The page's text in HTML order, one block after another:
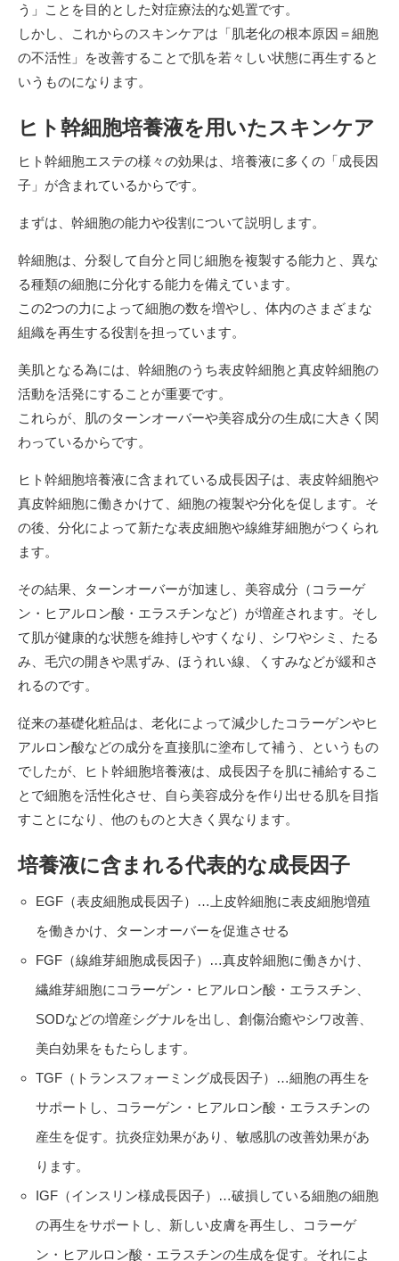
う」ことを目的とした対症療法的な処置です。
しかし、これからのスキンケアは「肌老化の根本原因＝細胞
の不活性」を改善することで肌を若々しい状態に再生すると
いうものになります。
ヒト幹細胞培養液を用いたスキンケア
ヒト幹細胞エステの様々の効果は、培養液に多くの「成長因
子」が含まれているからです。
まずは、幹細胞の能力や役割について説明します。
幹細胞は、分裂して自分と同じ細胞を複製する能力と、異な
る種類の細胞に分化する能力を備えています。
この2つの力によって細胞の数を増やし、体内のさまざまな
組織を再生する役割を担っています。
美肌となる為には、幹細胞のうち表皮幹細胞と真皮幹細胞の
活動を活発にすることが重要です。
これらが、肌のターンオーバーや美容成分の生成に大きく関
わっているからです。
ヒト幹細胞培養液に含まれている成長因子は、表皮幹細胞や
真皮幹細胞に働きかけて、細胞の複製や分化を促します。そ
の後、分化によって新たな表皮細胞や線維芽細胞がつくられ
ます。
その結果、ターンオーバーが加速し、美容成分（コラーゲ
ン・ヒアルロン酸・エラスチンなど）が増産されます。そし
て肌が健康的な状態を維持しやすくなり、シワやシミ、たる
み、毛穴の開きや黒ずみ、ほうれい線、くすみなどが緩和さ
れるのです。
従来の基礎化粧品は、老化によって減少したコラーゲンやヒ
アルロン酸などの成分を直接肌に塗布して補う、というもの
でしたが、ヒト幹細胞培養液は、成長因子を肌に補給するこ
とで細胞を活性化させ、自ら美容成分を作り出せる肌を目指
すことになり、他のものと大きく異なります。
培養液に含まれる代表的な成長因子
EGF（表皮細胞成長因子）…上皮幹細胞に表皮細胞増殖
を働きかけ、ターンオーバーを促進させる
FGF（線維芽細胞成長因子）…真皮幹細胞に働きかけ、
繊維芽細胞にコラーゲン・ヒアルロン酸・エラスチン、
SODなどの増産シグナルを出し、創傷治癒やシワ改善、
美白効果をもたらします。
TGF（トランスフォーミング成長因子）…細胞の再生を
サポートし、コラーゲン・ヒアルロン酸・エラスチンの
産生を促す。抗炎症効果があり、敏感肌の改善効果があ
ります。
IGF（インスリン様成長因子）…破損している細胞の細胞
の再生をサポートし、新しい皮膚を再生し、コラーゲ
ン・ヒアルロン酸・エラスチンの生成を促す。それによ